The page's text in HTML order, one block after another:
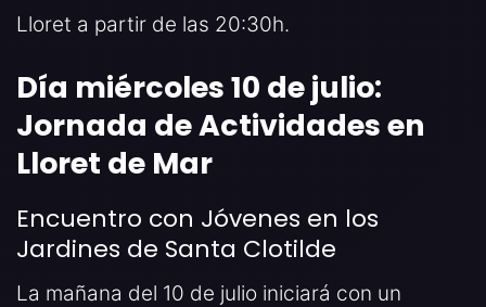
Lloret a partir de las 20:30h.
Día miércoles 10 de julio:
Jornada de Actividades en
Lloret de Mar
Encuentro con Jóvenes en los
Jardines de Santa Clotilde
La mañana del 10 de julio iniciará con un